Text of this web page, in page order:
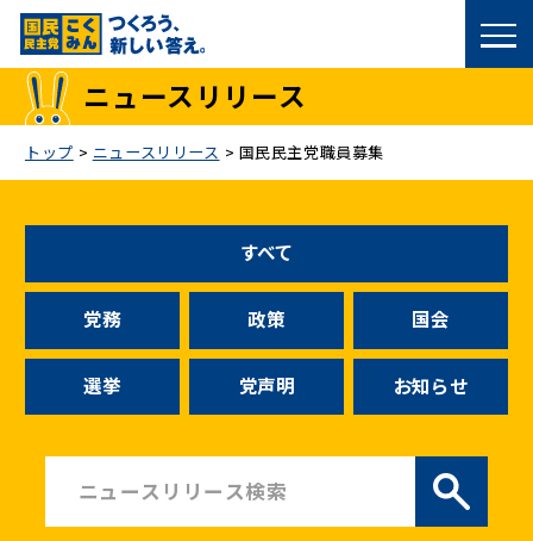
国民民主党トップ
候補者公募
こくみん政治塾
党基本情報
お問い合わせ
ニュースリリース
トップ > ニュースリリース > 国民民主党職員募集
すべて
党務 政策 国会
選挙 党声明 お知らせ